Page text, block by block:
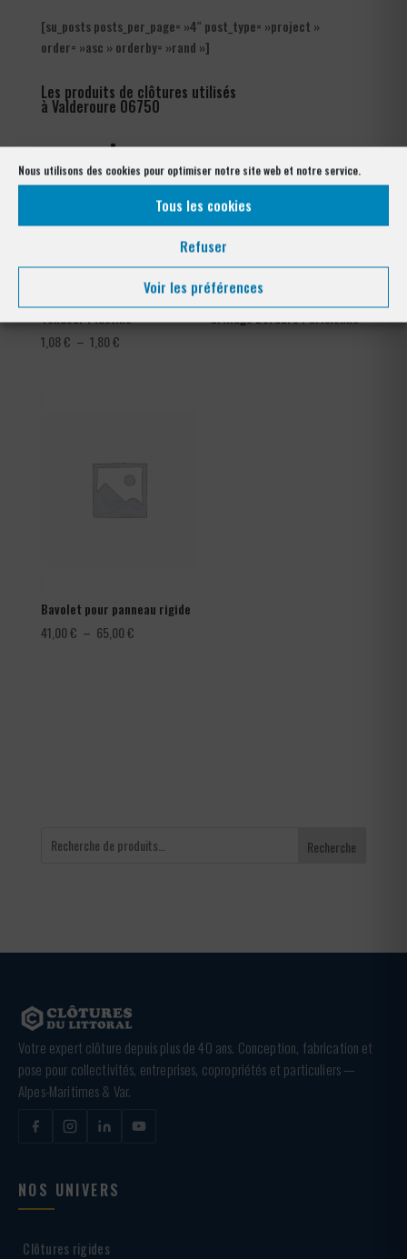
Nous utilisons des cookies pour optimiser notre site web et notre service.
Tous les cookies
Refuser
Voir les préférences
[su_posts posts_per_page= »4″ post_type= »project »
order= »asc » orderby= »rand »]
Les produits de clôtures utilisés
à Valderoure 06750
Tendeur Plastifié
1,08€ – 1,80€Plage
Grillage Bordure Parisienne
Bavolet pour panneau rigide
41,00€ – 65,00€Plage
Recherche
Votre expert clôture depuis plus de 40 ans. Conception, fabrication et
pose pour collectivités, entreprises, copropriétés et particuliers —
Alpes-Maritimes & Var.
NOS UNIVERS
Clôtures rigides